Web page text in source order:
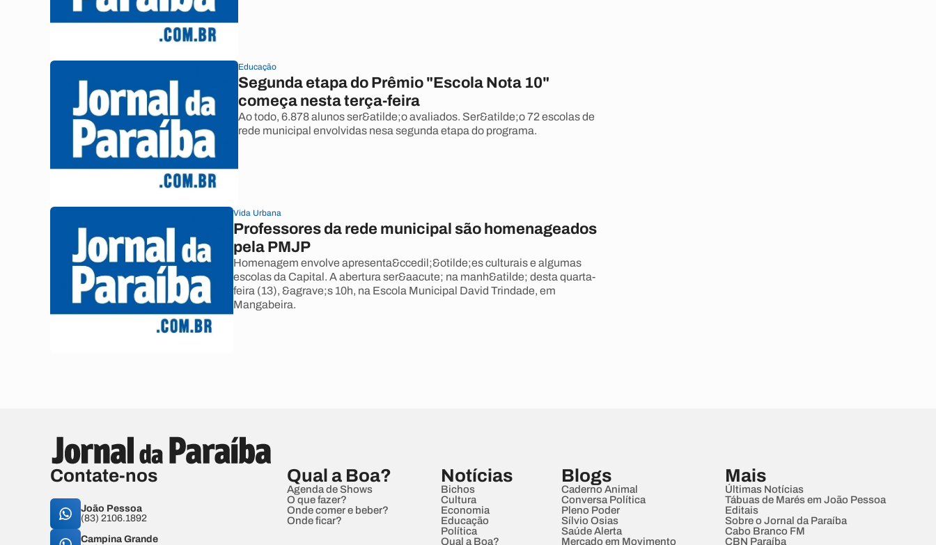
Educação
Segunda etapa do Prêmio "Escola Nota 10"
começa nesta terça-feira
Ao todo, 6.878 alunos ser&atilde;o avaliados. Ser&atilde;o 72 escolas de
rede municipal envolvidas nesa segunda etapa do programa.
Vida Urbana
Professores da rede municipal são homenageados
pela PMJP
Homenagem envolve apresenta&ccedil;&otilde;es culturais e algumas
escolas da Capital. A abertura ser&aacute; na manh&atilde; desta quarta-
feira (13), &agrave;s 10h, na Escola Municipal David Trindade, em
Mangabeira.
Contate-nos
João Pessoa
(83) 2106.1892
Campina Grande
Qual a Boa?
Agenda de Shows
O que fazer?
Onde comer e beber?
Onde ficar?
Notícias
Bichos
Cultura
Economia
Educação
Política
Qual a Boa?
Blogs
Caderno Animal
Conversa Política
Pleno Poder
Sílvio Osias
Saúde Alerta
Mercado em Movimento
Mais
Últimas Notícias
Tábuas de Marés em João Pessoa
Editais
Sobre o Jornal da Paraíba
Cabo Branco FM
CBN Paraíba